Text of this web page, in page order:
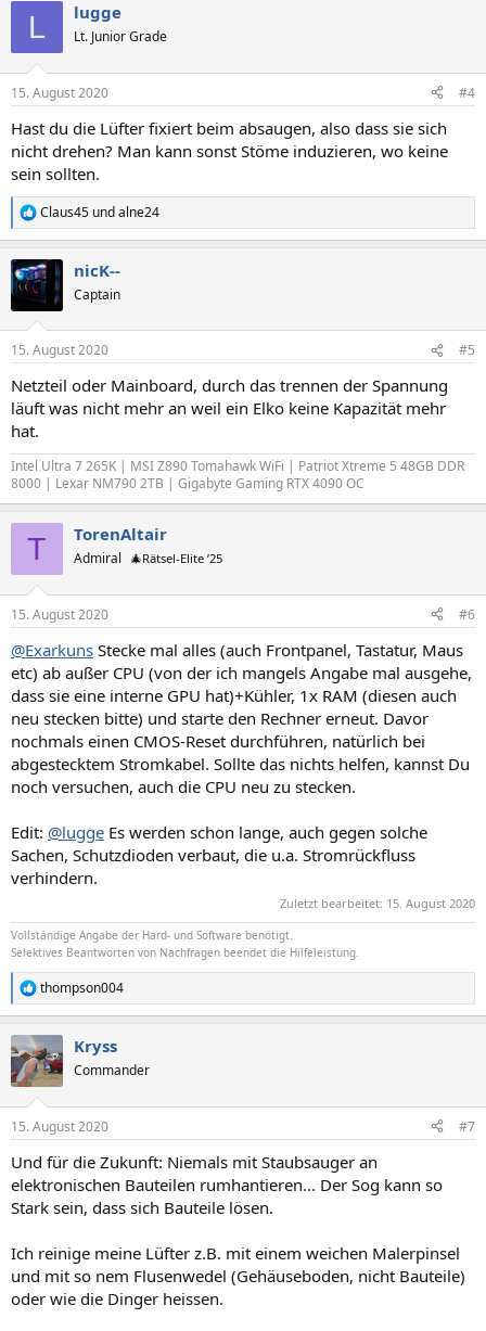
L lugge
Lt. Junior Grade
15. August 2020 #4
Hast du die Lüfter fixiert beim absaugen, also dass sie sich
nicht drehen? Man kann sonst Stöme induzieren, wo keine
sein sollten.
R
e
k
t
e
:
Claus45 undalne24
nicK--
Captain
15. August 2020 #5
Netzteil oder Mainboard, durch das trennen der Spannung
läuft was nicht mehr an weil ein Elko keine Kapazität mehr
hat.
Intel Ultra 7 265K | MSI Z890 Tomahawk WiFi | Patriot Xtreme 5 48GB DDR
8000 | Lexar NM790 2TB | Gigabyte Gaming RTX 4090 OC
T TorenAltair
Admiral 🎄Rätsel-Elite ’25
15. August 2020 #6
@Exarkuns Stecke mal alles (auch Frontpanel, Tastatur, Maus
etc) ab außer CPU (von der ich mangels Angabe mal ausgehe,
dass sie eine interne GPU hat)+Kühler, 1x RAM (diesen auch
neu stecken bitte) und starte den Rechner erneut. Davor
nochmals einen CMOS-Reset durchführen, natürlich bei
abgestecktem Stromkabel. Sollte das nichts helfen, kannst Du
noch versuchen, auch die CPU neu zu stecken.
Edit: @lugge Es werden schon lange, auch gegen solche
Sachen, Schutzdioden verbaut, die u.a. Stromrückfluss
verhindern.
Zuletzt bearbeitet: 15. August 2020
Vollständige Angabe der Hard- und Software benötigt.
Selektives Beantworten von Nachfragen beendet die Hilfeleistung.
R
e
k
t
i
e
:
thompson004
Kryss
Commander
15. August 2020 #7
Und für die Zukunft: Niemals mit Staubsauger an
elektronischen Bauteilen rumhantieren... Der Sog kann so
Stark sein, dass sich Bauteile lösen.
Ich reinige meine Lüfter z.B. mit einem weichen Malerpinsel
und mit so nem Flusenwedel (Gehäuseboden, nicht Bauteile)
oder wie die Dinger heissen.